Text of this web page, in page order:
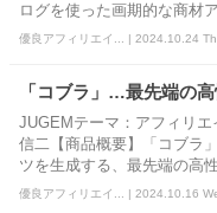
ログを使った画期的な商材
優良アフィリエイ... | 2024.10.24
「コブラ」…最先端の
JUGEMテーマ：アフィリ
信二【商品概要】「コブラ
ツを生成する、最先端の高
優良アフィリエイ... | 2024.10.16